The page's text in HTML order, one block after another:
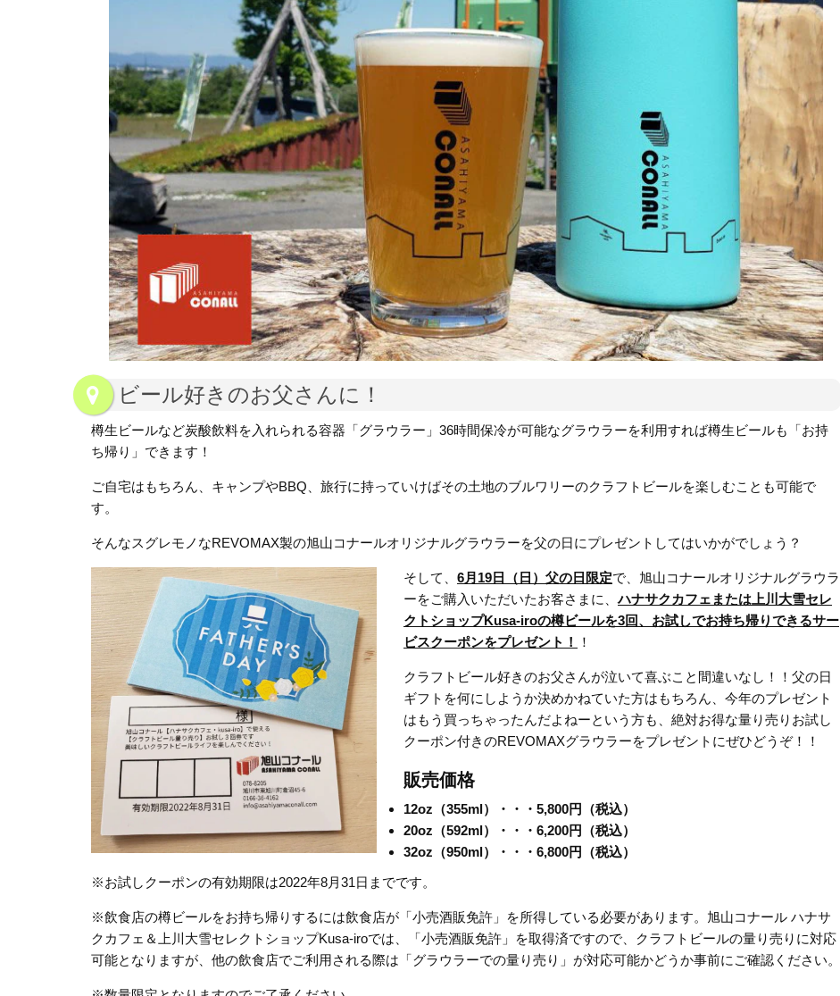
ビール好きのお父さんに！
樽生ビールなど炭酸飲料を入れられる容器「グラウラー」36時間保冷が可能なグラウラーを利用すれば樽生ビールも「お持
ち帰り」できます！
ご自宅はもちろん、キャンプやBBQ、旅行に持っていけばその土地のブルワリーのクラフトビールを楽しむことも可能で
す。
そんなスグレモノなREVOMAX製の旭山コナールオリジナルグラウラーを父の日にプレゼントしてはいかがでしょう？
そして、 6月19日（日）父の日限定で、旭山コナールオリジナルグラウラ
ーをご購入いただいたお客さまに、ハナサクカフェまたは上川大雪セレ
クトショップKusa-iroの樽ビールを3回、お試しでお持ち帰りできるサー
ビスクーポンをプレゼント！
！
クラフトビール好きのお父さんが泣いて喜ぶこと間違いなし！！父の日
ギフトを何にしようか決めかねていた方はもちろん、今年のプレゼント
はもう買っちゃったんだよねーという方も、絶対お得な量り売りお試し
クーポン付きのREVOMAXグラウラーをプレゼントにぜひどうぞ！！
販売価格
12oz（355ml）・・・5,800円（税込）
20oz（592ml）・・・6,200円（税込）
32oz（950ml）・・・6,800円（税込）
※お試しクーポンの有効期限は2022年8月31日までです。
※飲食店の樽ビールをお持ち帰りするには飲食店が「小売酒販免許」を所得している必要があります。旭山コナール ハナサ
クカフェ＆上川大雪セレクトショップKusa-iroでは、「小売酒販免許」を取得済ですので、クラフトビールの量り売りに対応
可能となりますが、他の飲食店でご利用される際は「グラウラーでの量り売り」が対応可能かどうか事前にご確認ください。